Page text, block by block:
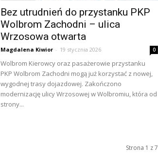
Bez utrudnień do przystanku PKP
Wolbrom Zachodni – ulica
Wrzosowa otwarta
Magdalena Kiwior - 19 stycznia 2026 0
Wolbrom Kierowcy oraz pasażerowie przystanku
PKP Wolbrom Zachodni mogą już korzystać z nowej,
wygodnej trasy dojazdowej. Zakończono
modernizację ulicy Wrzosowej w Wolbromiu, która od
strony...
Strona 1 z 7